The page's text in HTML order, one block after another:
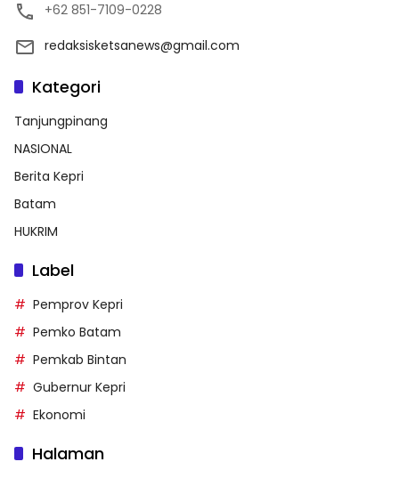
+62 851-7109-0228
redaksisketsanews@gmail.com
Kategori
Tanjungpinang
NASIONAL
Berita Kepri
Batam
HUKRIM
Label
Pemprov Kepri
Pemko Batam
Pemkab Bintan
Gubernur Kepri
Ekonomi
Halaman